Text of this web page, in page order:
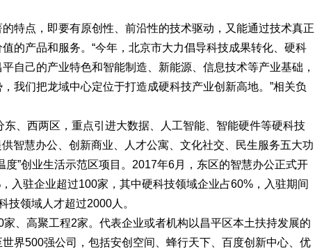
特点，即要有原创性、前沿性的技术驱动，又能通过技术真正
的产品和服务。“今年，北京市大力倡导科技成果转化、硬科
自己的产业特色和智能制造、新能源、信息技术等产业基础，
我们把龙域中心定位于打造成硬科技产业创新高地。”相关负
东、西两区，重点引进大数据、人工智能、智能硬件等硬科技
智慧办公、创新商业、人才公寓、文化社交、民生服务五大功
”创业生活示范区项目。2017年6月，东区的智慧办公正式开
入驻企业超过100家，其中硬科技领域企业占60%，入驻期间
技领域人才超过2000人。
、高聚工程2家。代表企业或者机构以昌平区本土扶持发展的
界500强公司，包括安创空间、蜂行天下、百度创新中心、优